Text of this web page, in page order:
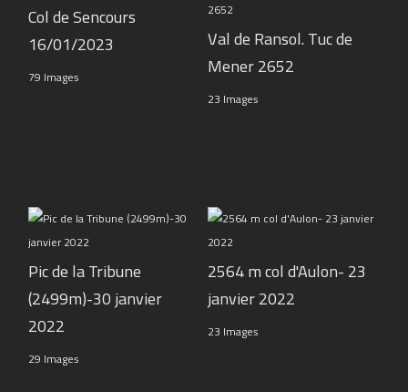
Col de Sencours
16/01/2023
79 Images
Val de Ransol. Tuc de
Mener 2652
23 Images
Pic de la Tribune
(2499m)-30 janvier
2022
29 Images
2564 m col d'Aulon- 23
janvier 2022
23 Images